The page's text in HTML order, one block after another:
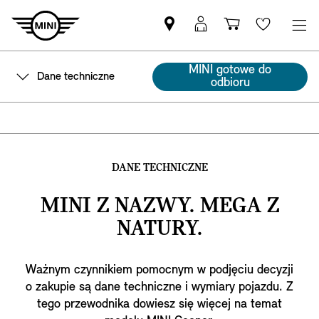
Znajdź
Partnera
MINI
Logowanie
MyMini
KoszykWishlist
Dane techniczne
MINI gotowe do
odbioru
DANE TECHNICZNE
MINI Z NAZWY. MEGA Z
NATURY.
Ważnym czynnikiem pomocnym w podjęciu decyzji
o zakupie są dane techniczne i wymiary pojazdu. Z
tego przewodnika dowiesz się więcej na temat